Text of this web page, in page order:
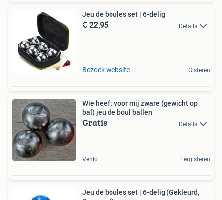
Jeu de boules set | 6-delig
€ 22,95 Details
Bezoek website Gisteren
Wie heeft voor mij zware (gewicht op
bal) jeu de boul ballen
Gratis Details
Venlo Eergisteren
Jeu de boules set | 6-delig (Gekleurd,